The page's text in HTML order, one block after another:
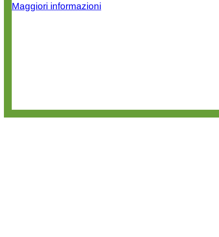
Maggiori informazioni